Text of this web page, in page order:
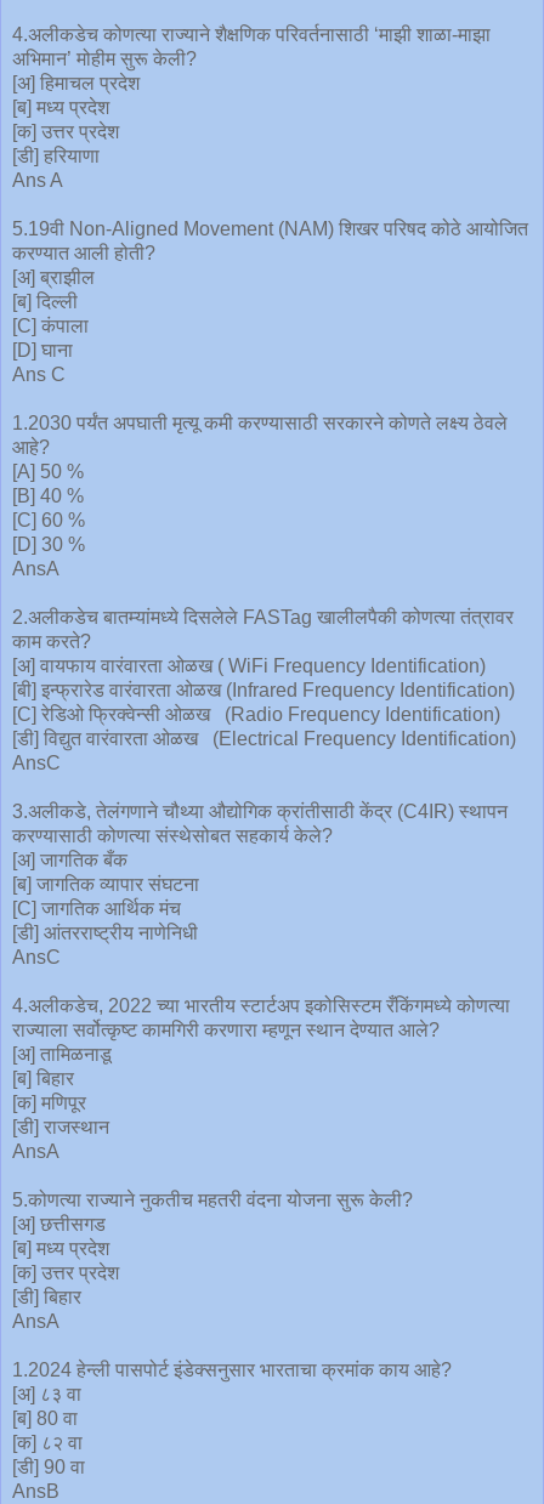
4.अलीकडेच कोणत्या राज्याने शैक्षणिक परिवर्तनासाठी ‘माझी शाळा-माझा
अभिमान’ मोहीम सुरू केली?
[अ] हिमाचल प्रदेश
[ब] मध्य प्रदेश
[क] उत्तर प्रदेश
[डी] हरियाणा
Ans A
5.19वी Non-Aligned Movement (NAM) शिखर परिषद कोठे आयोजित
करण्यात आली होती?
[अ] ब्राझील
[ब] दिल्ली
[C] कंपाला
[D] घाना
Ans C
1.2030 पर्यंत अपघाती मृत्यू कमी करण्यासाठी सरकारने कोणते लक्ष्य ठेवले
आहे?
[A] 50 %
[B] 40 %
[C] 60 %
[D] 30 %
AnsA
2.अलीकडेच बातम्यांमध्ये दिसलेले FASTag खालीलपैकी कोणत्या तंत्रावर
काम करते?
[अ] वायफाय वारंवारता ओळख ( WiFi Frequency Identification)
[बी] इन्फ्रारेड वारंवारता ओळख (Infrared Frequency Identification)
[C] रेडिओ फ्रिक्वेन्सी ओळख (Radio Frequency Identification)
[डी] विद्युत वारंवारता ओळख (Electrical Frequency Identification)
AnsC
3.अलीकडे, तेलंगणाने चौथ्या औद्योगिक क्रांतीसाठी केंद्र (C4IR) स्थापन
करण्यासाठी कोणत्या संस्थेसोबत सहकार्य केले?
[अ] जागतिक बँक
[ब] जागतिक व्यापार संघटना
[C] जागतिक आर्थिक मंच
[डी] आंतरराष्ट्रीय नाणेनिधी
AnsC
4.अलीकडेच, 2022 च्या भारतीय स्टार्टअप इकोसिस्टम रँकिंगमध्ये कोणत्या
राज्याला सर्वोत्कृष्ट कामगिरी करणारा म्हणून स्थान देण्यात आले?
[अ] तामिळनाडू
[ब] बिहार
[क] मणिपूर
[डी] राजस्थान
AnsA
5.कोणत्या राज्याने नुकतीच महतरी वंदना योजना सुरू केली?
[अ] छत्तीसगड
[ब] मध्य प्रदेश
[क] उत्तर प्रदेश
[डी] बिहार
AnsA
1.2024 हेन्ली पासपोर्ट इंडेक्सनुसार भारताचा क्रमांक काय आहे?
[अ] ८३ वा
[ब] 80 वा
[क] ८२ वा
[डी] 90 वा
AnsB